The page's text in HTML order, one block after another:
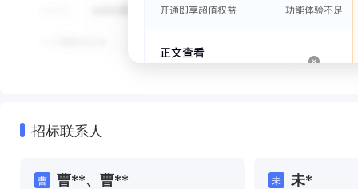
招标联系人
曹 曹**、曹** 未 未*